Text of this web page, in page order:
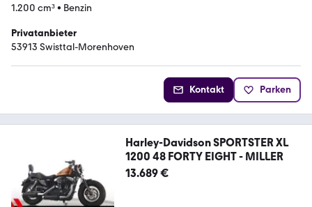
1.200 cm³• Benzin
Privatanbieter
53913 Swisttal-Morenhoven
Kontakt Parken
Harley-Davidson SPORTSTER XL
1200 48 FORTY EIGHT - MILLER
13.689 €